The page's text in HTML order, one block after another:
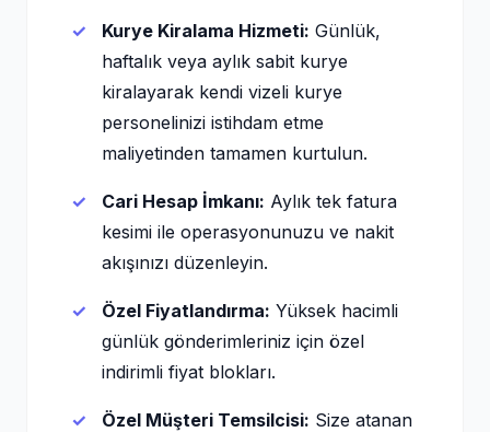
Kurye Kiralama Hizmeti: Günlük,
haftalık veya aylık sabit kurye
kiralayarak kendi vizeli kurye
personelinizi istihdam etme
maliyetinden tamamen kurtulun.
Cari Hesap İmkanı: Aylık tek fatura
kesimi ile operasyonunuzu ve nakit
akışınızı düzenleyin.
Özel Fiyatlandırma: Yüksek hacimli
günlük gönderimleriniz için özel
indirimli fiyat blokları.
Özel Müşteri Temsilcisi: Size atanan